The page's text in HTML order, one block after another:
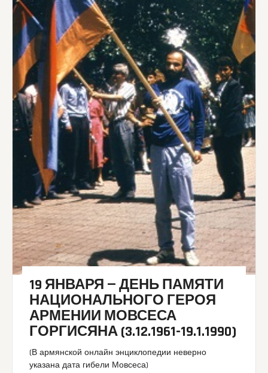
19 ЯНВАРЯ — ДЕНЬ ПАМЯТИ
НАЦИОНАЛЬНОГО ГЕРОЯ
АРМЕНИИ МОВСЕСА
ГОРГИСЯНА (3.12.1961-19.1.1990)
(В армянской онлайн энциклопедии неверно
указана дата гибели Мовсеса)